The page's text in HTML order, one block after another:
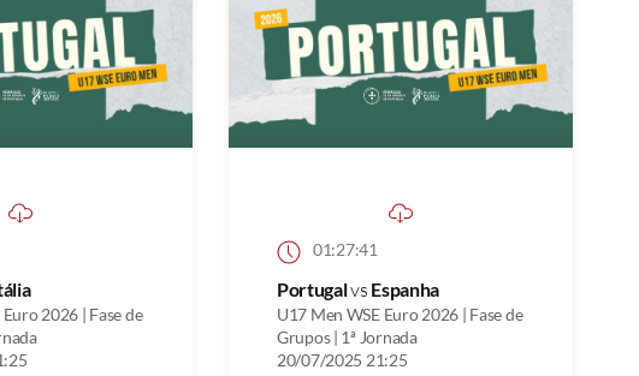
2026 | Fase de
01:27:41
Portugalvs Espanha
U17 Men WSE Euro 2026 | Fase de
Grupos | 1ª Jornada
20/07/2025 21:25